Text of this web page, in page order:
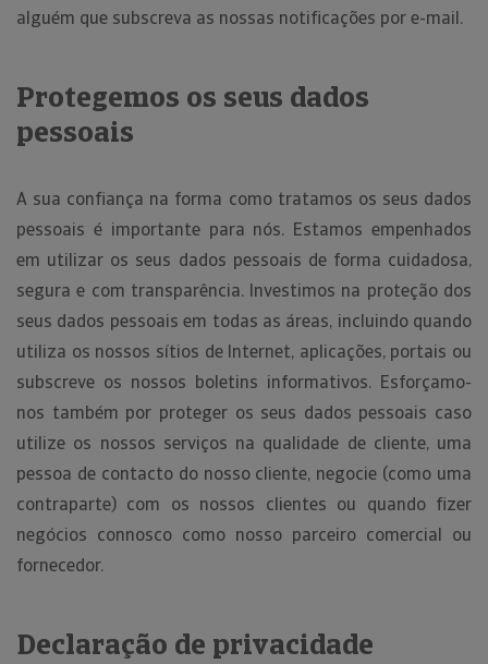
alguém que subscreva as nossas notificações por e-mail.
Protegemos os seus dados
pessoais
A sua confiança na forma como tratamos os seus dados
pessoais é importante para nós. Estamos empenhados
em utilizar os seus dados pessoais de forma cuidadosa,
segura e com transparência. Investimos na proteção dos
seus dados pessoais em todas as áreas, incluindo quando
utiliza os nossos sítios de Internet, aplicações, portais ou
subscreve os nossos boletins informativos. Esforçamo-
nos também por proteger os seus dados pessoais caso
utilize os nossos serviços na qualidade de cliente, uma
pessoa de contacto do nosso cliente, negocie (como uma
contraparte) com os nossos clientes ou quando fizer
negócios connosco como nosso parceiro comercial ou
fornecedor.
Declaração de privacidade